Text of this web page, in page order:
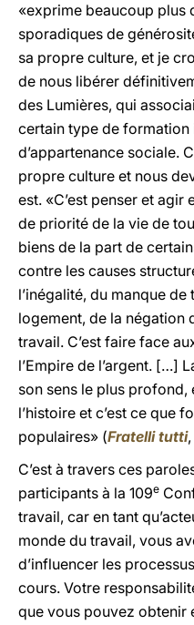
«exprime beaucoup plus
sporadiques de
sa propre culture, et je
de nous libérer
des Lumières, qui
certain type de formation
d’appartenance sociale.
propre culture et nous
est. «C’est penser et agir
de priorité de la vie de
biens de la part de
contre les causes
l’inégalité, du manque
logement, de la négation
travail. C’est faire face
l’Empire de l’argent. […]
son sens le plus
l’histoire et c’est ce que
populaires» (Fratelli tutti
C’est à travers ces
participants à la 109e
travail, car en tant
monde du travail, vous
d’influencer les
cours. Votre
que vous pouvez obtenir